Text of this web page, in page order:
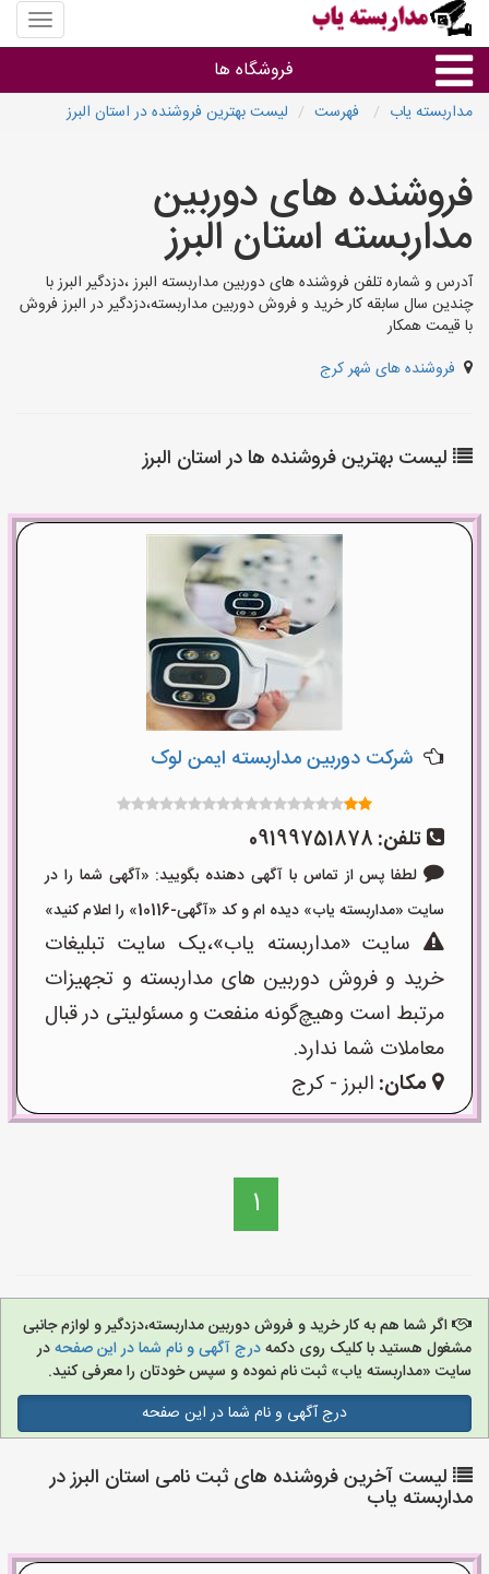
منوی
سایت
یاب
فروشگاه ها
براساس برند
فروشندگان دوربین مداربسته
مداربسته یاب فهرست لیست بهترین فروشنده در استان البرز
فروشنده های دوربین
مداربسته استان البرز
آدرس و شماره تلفن فروشنده های دوربین مداربسته البرز ،دزدگیر البرز با
چندین سال سابقه کار خرید و فروش دوربین مداربسته،دزدگیر در البرز فروش
با قیمت همکار
فروشنده های شهر کرج
لیست بهترین فروشنده ها در استان البرز
شرکت دوربین مداربسته ایمن لوک
تلفن: 09199751878
لطفا پس از تماس با آگهی دهنده بگویید: «آگهی شما را در
سایت «مداربسته یاب» دیده ام و کد «آگهی-10116» را اعلام کنید»
سایت «مداربسته یاب»،یک سایت تبلیغات
خرید و فروش دوربین های مداربسته و تجهیزات
مرتبط است وهیچ‌گونه منفعت و مسئولیتی در قبال
معاملات شما ندارد.
مکان: البرز - کرج
1
اگر شما هم به کار خرید و فروش دوربین مداربسته،دزدگیر و لوازم جانبی
مشغول هستید با کلیک روی دکمهدرج آگهی و نام شما در این صفحهدر
سایت «مداربسته یاب» ثبت نام نموده و سپس خودتان را معرفی کنید.
درج آگهی و نام شما در این صفحه
لیست آخرین فروشنده های ثبت نامی استان البرز در
مداربسته یاب